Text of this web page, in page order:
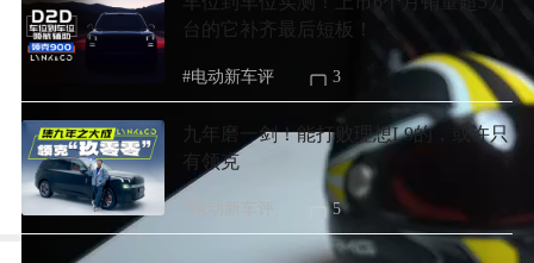
台的它补齐最后短板！
#电动新车评 3
九年磨一剑！能打败理想L9的，或许只
有领克
#电动新车评 5